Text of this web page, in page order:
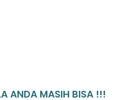
ANDA MASIH BISA !!!